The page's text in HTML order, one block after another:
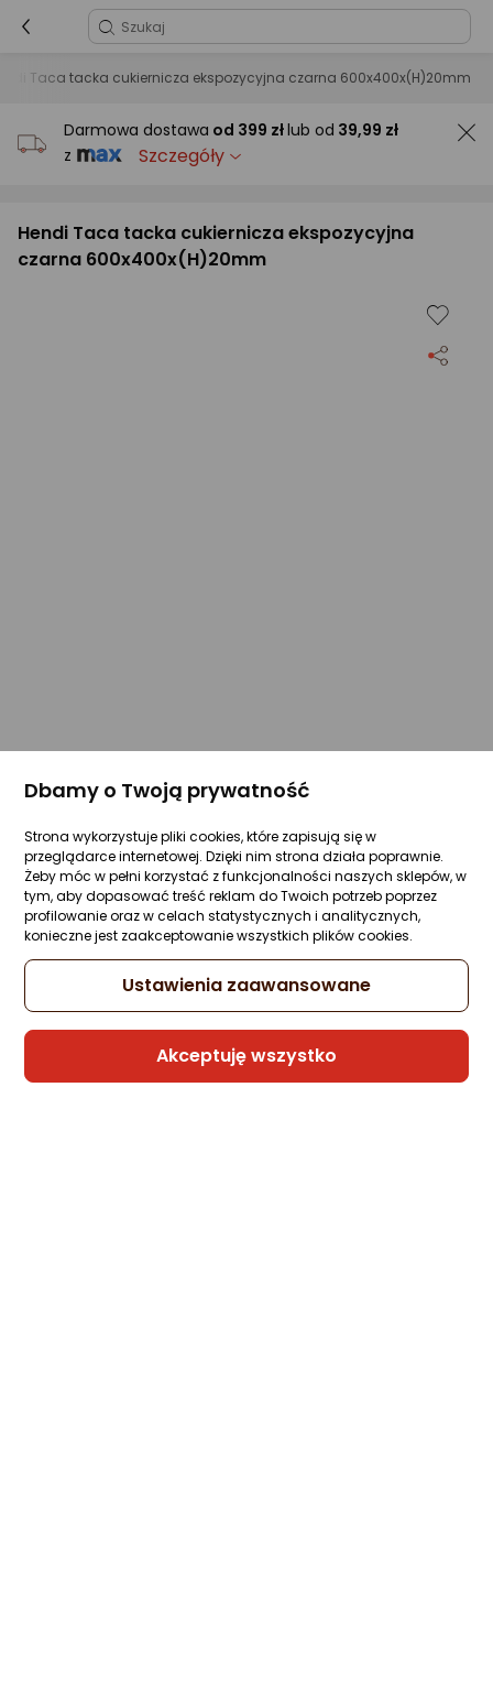
Taca tacka cukiernicza ekspozycyjna czarna 600x400x(H)20mm
Darmowa dostawa od 399 złlub od 39,99 zł
z
Szczegóły
Hendi Taca tacka cukiernicza ekspozycyjna
czarna 600x400x(H)20mm
Dbamy o Twoją prywatność
Strona wykorzystuje pliki cookies, które zapisują się w
przeglądarce internetowej. Dzięki nim strona działa poprawnie.
Żeby móc w pełni korzystać z funkcjonalności naszych sklepów, w
tym, aby dopasować treść reklam do Twoich potrzeb poprzez
profilowanie oraz w celach statystycznych i analitycznych,
konieczne jest zaakceptowanie wszystkich plików cookies.
Ustawienia zaawansowane
Akceptuję wszystko